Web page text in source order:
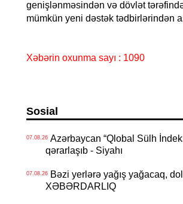
genişlənməsindən və dövlət
mümkün yeni dəstək tədbirlərindən
Xəbərin oxunma sayı : 1090
Sosial
07.08.26Azərbaycan “Qlobal Sülh
qərarlaşıb - Siyahı
07.08.26Bəzi yerlərə yağış yağacaq,
XƏBƏRDARLIQ